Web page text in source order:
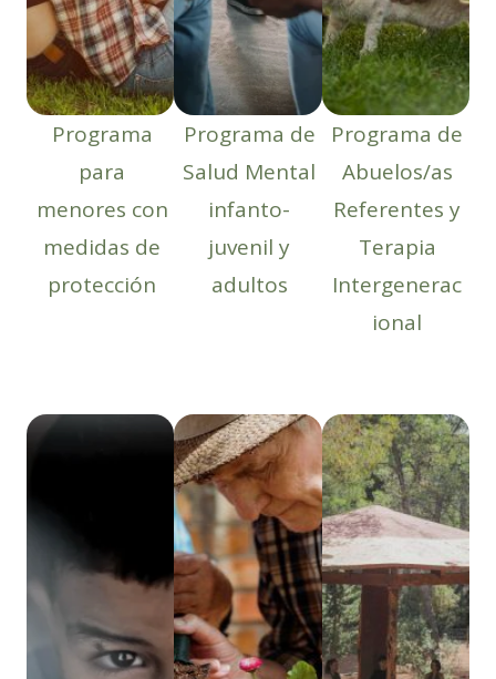
Programa
para
menores con
medidas de
protección
Programa de
Salud Mental
infanto-
juvenil y
adultos
Programa de
Abuelos/as
Referentes y
Terapia
Intergenerac
ional